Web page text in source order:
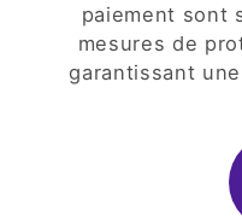
paiement sont
mesures de
garantissant